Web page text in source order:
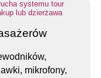
mikrofony,